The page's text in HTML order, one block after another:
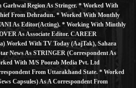
Region As Stringer. * Worked With
From Dehradun. * Worked With Monthly
As Editor(Acting). * Working With Minthly
As Associate Editor. CAREER
Worked With TV Today (AajTak), Sahara
News As STRINGER (Correspondent As
With M/S Poorab Media Pvt. Ltd
From Uttarakhand State. * Worked
Capsules) As A Correspondent From